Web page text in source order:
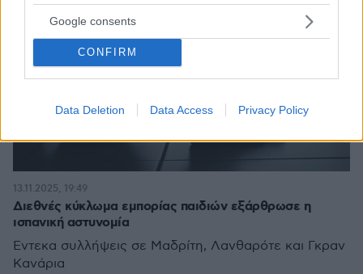
Google consents
CONFIRM
Data Deletion Data Access Privacy Policy
Διεθνές κύκλωμα εμπορίας παιδιών εξάρθρωσε η
ισπανική αστυνομία
Έντεκα συλλήψεις σε Μαδρίτη, Λανθαρότε και Γκραν
Κανάρια
13.11.2025, 19:49